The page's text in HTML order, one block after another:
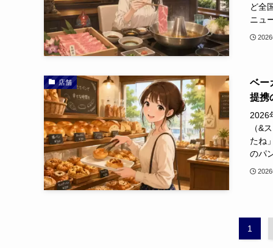
ど全
ニュ
店舗
ベー
提携
2026
（&
たね
のパ
1